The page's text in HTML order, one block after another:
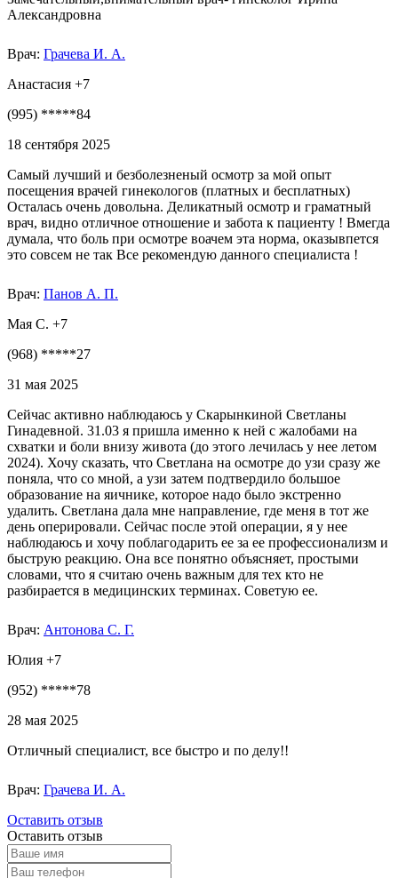
Александровна
Врач: Грачева И. А.
Анастасия +7
(995) *****84
18 сентября 2025
Самый лучший и безболезненый осмотр за мой опыт
посещения врачей гинекологов (платных и бесплатных)
Осталась очень довольна. Деликатный осмотр и граматный
врач, видно отличное отношение и забота к пациенту ! Вмегда
думала, что боль при осмотре воачем эта норма, оказывпется
это совсем не так Все рекомендую данного специалиста !
Врач: Панов А. П.
Мая С. +7
(968) *****27
31 мая 2025
Сейчас активно наблюдаюсь у Скарынкиной Светланы
Гинадевной. 31.03 я пришла именно к ней с жалобами на
схватки и боли внизу живота (до этого лечилась у нее летом
2024). Хочу сказать, что Светлана на осмотре до узи сразу же
поняла, что со мной, а узи затем подтвердило большое
образование на яичнике, которое надо было экстренно
удалить. Светлана дала мне направление, где меня в тот же
день оперировали. Сейчас после этой операции, я у нее
наблюдаюсь и хочу поблагодарить ее за ее профессионализм и
быструю реакцию. Она все понятно объясняет, простыми
словами, что я считаю очень важным для тех кто не
разбирается в медицинских терминах. Советую ее.
Врач: Антонова С. Г.
Юлия +7
(952) *****78
28 мая 2025
Отличный специалист, все быстро и по делу!!
Врач: Грачева И. А.
Оставить отзыв
Оставить отзыв